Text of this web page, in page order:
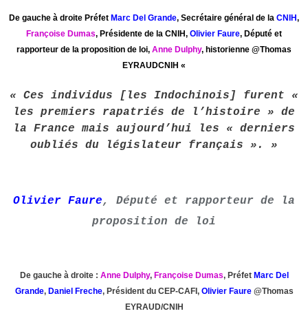
De gauche à droite Préfet Marc Del Grande, Secrétaire général de la CNIH,
Françoise Dumas, Présidente de la CNIH, Olivier Faure, Député et
rapporteur de la proposition de loi, Anne Dulphy, historienne @Thomas
EYRAUDCNIH «
« Ces individus [les Indochinois] furent «
les premiers rapatriés de l’histoire » de
la France mais aujourd’hui les « derniers
oubliés du législateur français ». »
Olivier Faure, Député et rapporteur de la
proposition de loi
De gauche à droite : Anne Dulphy, Françoise Dumas, Préfet Marc Del
Grande, Daniel Freche, Président du CEP-CAFI, Olivier Faure@Thomas
EYRAUD/CNIH